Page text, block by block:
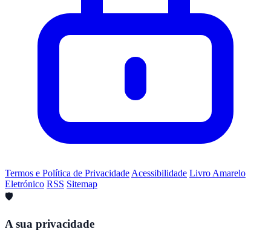
Termos e Política de Privacidade Acessibilidade Livro Amarelo
Eletrónico RSS Sitemap
🛡️
A sua privacidade